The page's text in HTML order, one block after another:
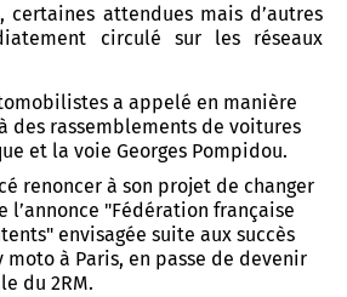
certaines attendues mais d’autres
circulé sur les réseaux
a appelé en manière
des rassemblements de voitures
et la voie Georges Pompidou.
renoncer à son projet de changer
l’annonce "Fédération française
envisagée suite aux succès
à Paris, en passe de devenir
du 2RM.